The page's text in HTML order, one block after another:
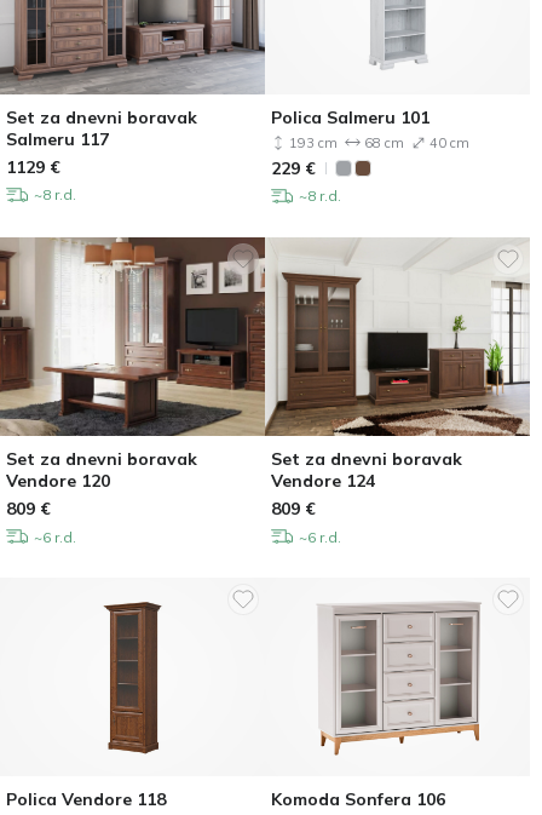
Set za dnevni boravak
Salmeru 117
1129 €
~8 r.d.
Polica Salmeru 101
193 cm 68 cm 40 cm
229 €
~8 r.d.
Set za dnevni boravak
Vendore 120
809 €
~6 r.d.
Set za dnevni boravak
Vendore 124
809 €
~6 r.d.
Polica Vendore 118 Komoda Sonfera 106